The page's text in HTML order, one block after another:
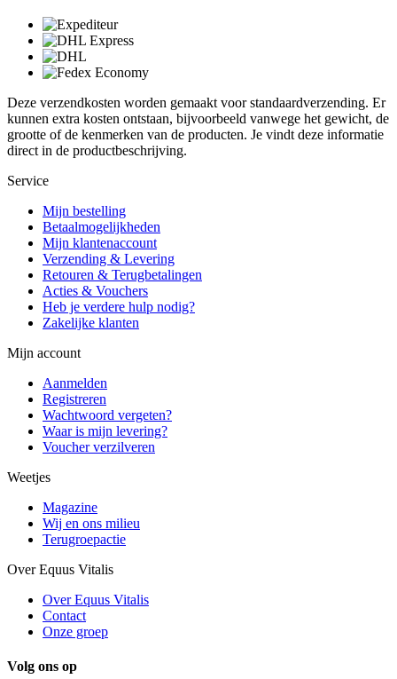
Deze verzendkosten worden gemaakt voor standaardverzending. Er
kunnen extra kosten ontstaan, bijvoorbeeld vanwege het gewicht, de
grootte of de kenmerken van de producten. Je vindt deze informatie
direct in de productbeschrijving.
Service
Mijn bestelling
Betaalmogelijkheden
Mijn klantenaccount
Verzending & Levering
Retouren & Terugbetalingen
Acties & Vouchers
Heb je verdere hulp nodig?
Zakelijke klanten
Mijn account
Aanmelden
Registreren
Wachtwoord vergeten?
Waar is mijn levering?
Voucher verzilveren
Weetjes
Magazine
Wij en ons milieu
Terugroepactie
Over Equus Vitalis
Over Equus Vitalis
Contact
Onze groep
Volg ons op